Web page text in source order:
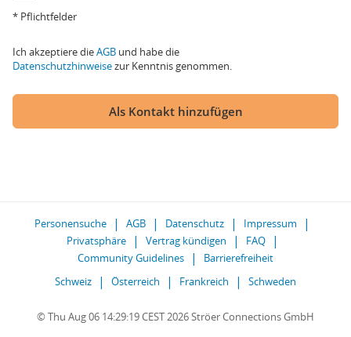
* Pflichtfelder
Ich akzeptiere dieAGB und habe die
Datenschutzhinweisezur Kenntnis genommen.
Als Kontakt hinzufügen
Personensuche AGB Datenschutz
Impressum
Privatsphäre
Vertrag kündigen
FAQ
Community Guidelines
Barrierefreiheit
Schweiz
Österreich Frankreich Schweden
© Thu Aug 06 14:29:19 CEST 2026 Ströer Connections GmbH